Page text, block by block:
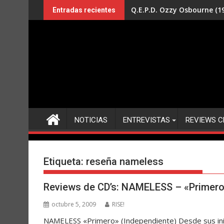
al
Entradas recientes Q.E.P.D. Ozzy Osbourne
NOTICIAS ENTREVISTAS REVIEWS
Etiqueta: reseña nameless
Reviews de CD’s: NAMELESS –
octubre 5, 2009 RISE!
NAMELESS «Primero» (Independiente) Desde sus